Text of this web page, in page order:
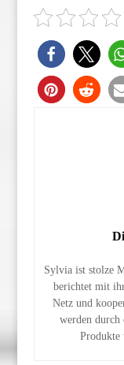
Sylvia ist stolze
berichtet mit
Netz und
werden durch
Produkte